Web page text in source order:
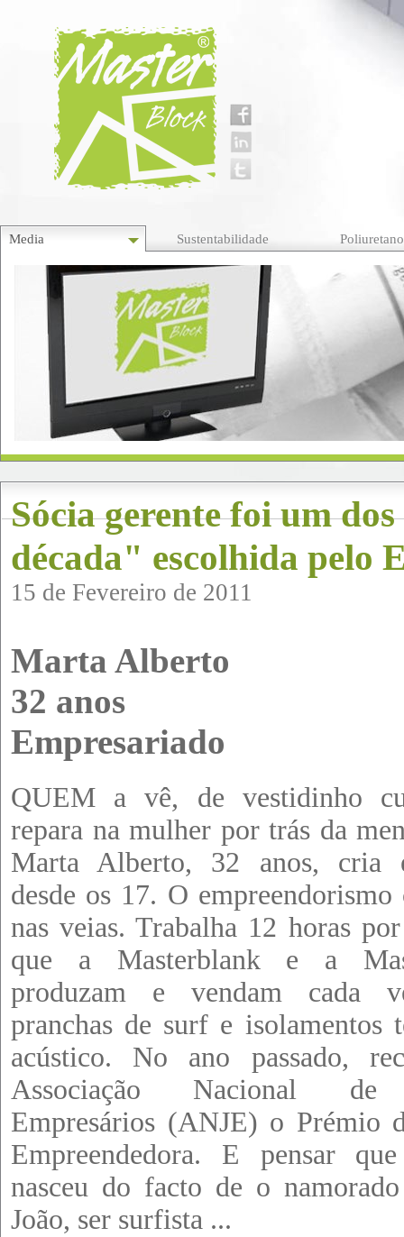
Media Sustentabilidade Poliuretano
Sócia gerente foi um
década" escolhida pelo
15 de Fevereiro de 2011
Marta Alberto
32 anos
Empresariado
QUEM a vê, de vestidinho
repara na mulher por trás da
Marta Alberto, 32 anos, cria
desde os 17. O empreendorismo
nas veias. Trabalha 12 horas
que a Masterblank e a
produzam e vendam cada
pranchas de surf e isolamentos
acústico. No ano passado,
Associação Nacional de
Empresários (ANJE) o Prémio
Empreendedora. E pensar
nasceu do facto de o
João, ser surfista ...